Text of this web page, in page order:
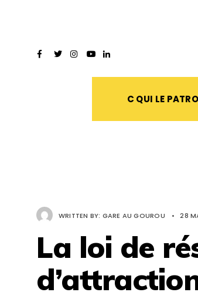
C QUI LE
WRITTEN BY: GARE AU GOUROU • 28
La loi de